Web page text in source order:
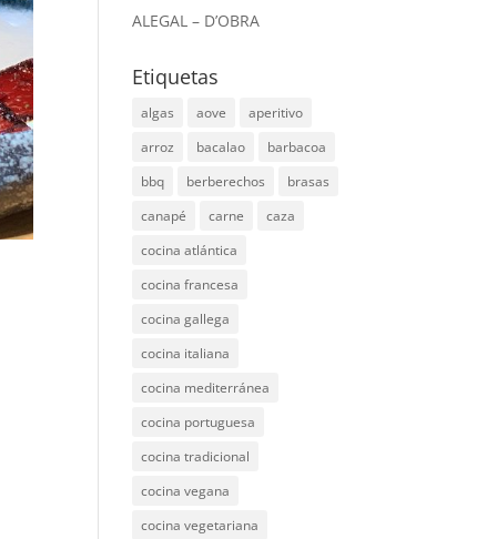
ALEGAL – D’OBRA
Etiquetas
algas aove
aperitivo
arroz
bacalao
barbacoa
bbq
berberechos
brasas
canapé
carne
caza
cocina atlántica
cocina francesa
cocina gallega
cocina italiana
cocina mediterránea
cocina portuguesa
cocina tradicional
cocina vegana
cocina vegetariana